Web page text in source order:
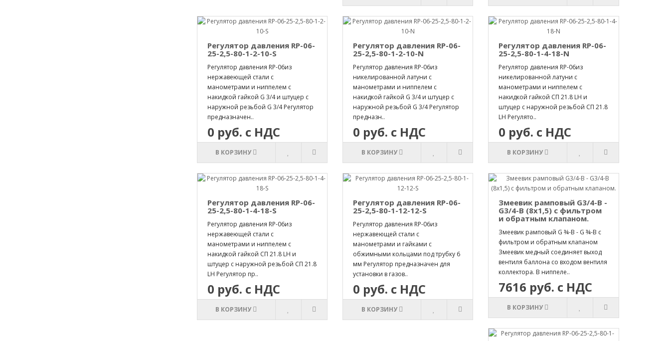
Регулятор давления RP-06-
25-2,5-80-1-2-10-S
Регулятор давления RP-06из
нержавеющей стали с
манометрами и ниппелем с
накидкой гайкой G 3/4 и штуцер с
наружной резьбой G 3/4 Регулятор
предназначен..
0 руб. с НДС
В КОРЗИНУ
Регулятор давления RP-06-
25-2,5-80-1-2-10-N
Регулятор давления RP-06из
никелированной латуни с
манометрами и ниппелем с
накидкой гайкой G 3/4 и штуцер с
наружной резьбой G 3/4 Регулятор
предназн..
0 руб. с НДС
В КОРЗИНУ
Регулятор давления RP-06-
25-2,5-80-1-4-18-N
Регулятор давления RP-06из
никелированной латуни с
манометрами и ниппелем с
накидкой гайкой СП 21.8 LH и
штуцер с наружной резьбой СП 21.8
LH Регулято..
0 руб. с НДС
В КОРЗИНУ
Регулятор давления RP-06-
25-2,5-80-1-4-18-S
Регулятор давления RP-06из
нержавеющей стали с
манометрами и ниппелем с
накидкой гайкой СП 21.8 LH и
штуцер с наружной резьбой СП 21.8
LH Регулятор пр..
0 руб. с НДС
В КОРЗИНУ
Регулятор давления RP-06-
25-2,5-80-1-12-12-S
Регулятор давления RP-06из
нержавеющей стали с
манометрами и гайками с
обжимными кольцами под трубку 6
мм Регулятор предназначен для
установки в газов..
0 руб. с НДС
В КОРЗИНУ
Змеевик рамповый G3/4-B -
G3/4-B (8х1,5) с фильтром
и обратным клапаном.
Змеевик рамповый G ¾-B - G ¾-B с
фильтром и обратным клапаном
Змеевик медный соединяет выход
вентиля баллона со входом вентиля
коллектора. В ниппеле..
7616 руб. с НДС
В КОРЗИНУ